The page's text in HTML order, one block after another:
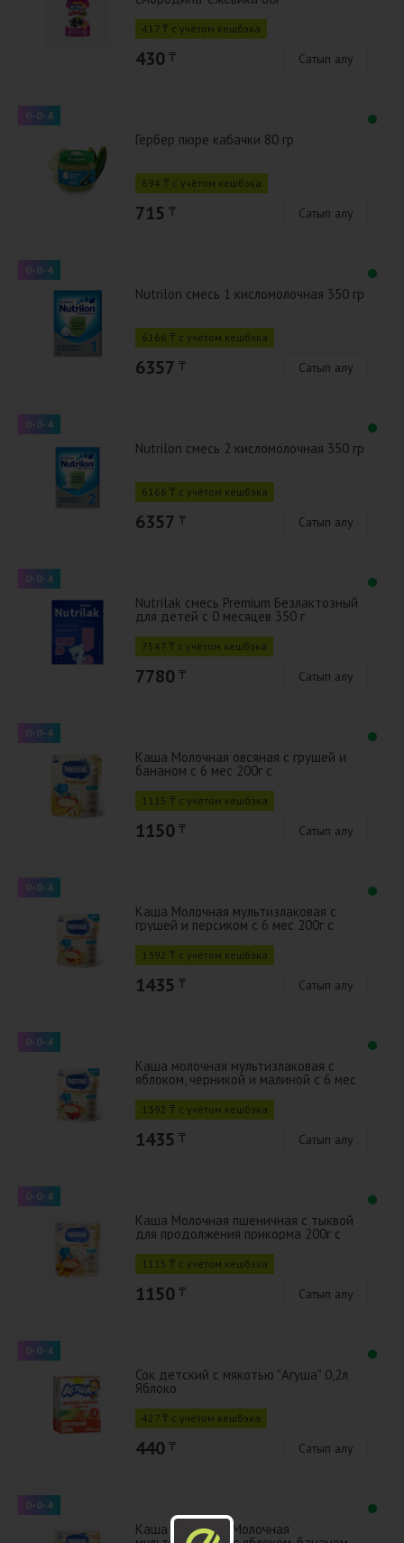
417 ₸ с учётом кешбэка
430 ₸ Сатып алу
0-0-4
Гербер пюре кабачки 80 гр
694 ₸ с учётом кешбэка
715 ₸ Сатып алу
0-0-4
Nutrilon смесь 1 кисломолочная 350 гр
6166 ₸ с учётом кешбэка
6357 ₸ Сатып алу
0-0-4
Nutrilon смесь 2 кисломолочная 350 гр
6166 ₸ с учётом кешбэка
6357 ₸ Сатып алу
0-0-4
Nutrilak смесь Premium Безлактозный
для детей с 0 месяцев 350 г
7547 ₸ с учётом кешбэка
7780 ₸ Сатып алу
0-0-4
Каша Молочная овсяная с грушей и
бананом с 6 мес 200г с
1115 ₸ с учётом кешбэка
1150 ₸ Сатып алу
0-0-4
Каша Молочная мультизлаковая с
грушей и персиком с 6 мес 200г с
1392 ₸ с учётом кешбэка
1435 ₸ Сатып алу
0-0-4
Каша молочная мультизлаковая с
яблоком, черникой и малиной с 6 мес
1392 ₸ с учётом кешбэка
1435 ₸ Сатып алу
0-0-4
Каша Молочная пшеничная с тыквой
для продолжения прикорма 200г с
1115 ₸ с учётом кешбэка
1150 ₸ Сатып алу
0-0-4
Сок детский с мякотью "Агуша" 0,2л
Яблоко
427 ₸ с учётом кешбэка
440 ₸ Сатып алу
0-0-4
Каша ШАГАЙКА Молочная